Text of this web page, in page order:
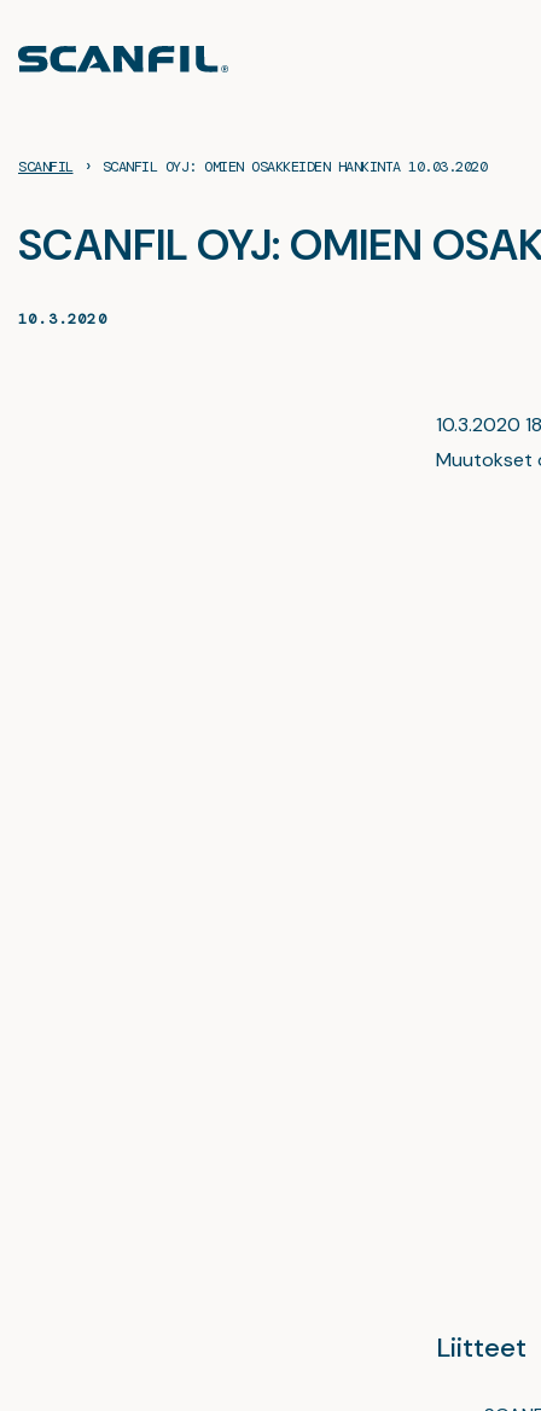
sisältöön
SCANFIL › SCANFIL OYJ: OMIEN OSAKKEIDEN HANKINTA 10.03.2020
SCANFIL OYJ: OMIEN
10.3.2020
10.3.2020
Muutokset
Liitteet